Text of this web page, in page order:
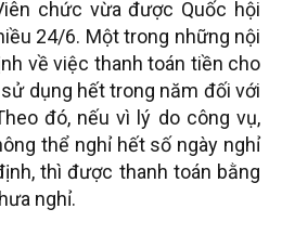
chức vừa được Quốc hội
24/6. Một trong những nội
về việc thanh toán tiền cho
dụng hết trong năm đối với
đó, nếu vì lý do công vụ,
thể nghỉ hết số ngày nghỉ
thì được thanh toán bằng
nghỉ.